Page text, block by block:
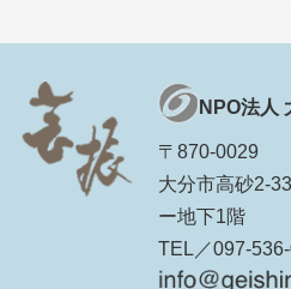
NPO法人
〒870-0029
大分市高砂2-
ー地下1階
TEL／097-